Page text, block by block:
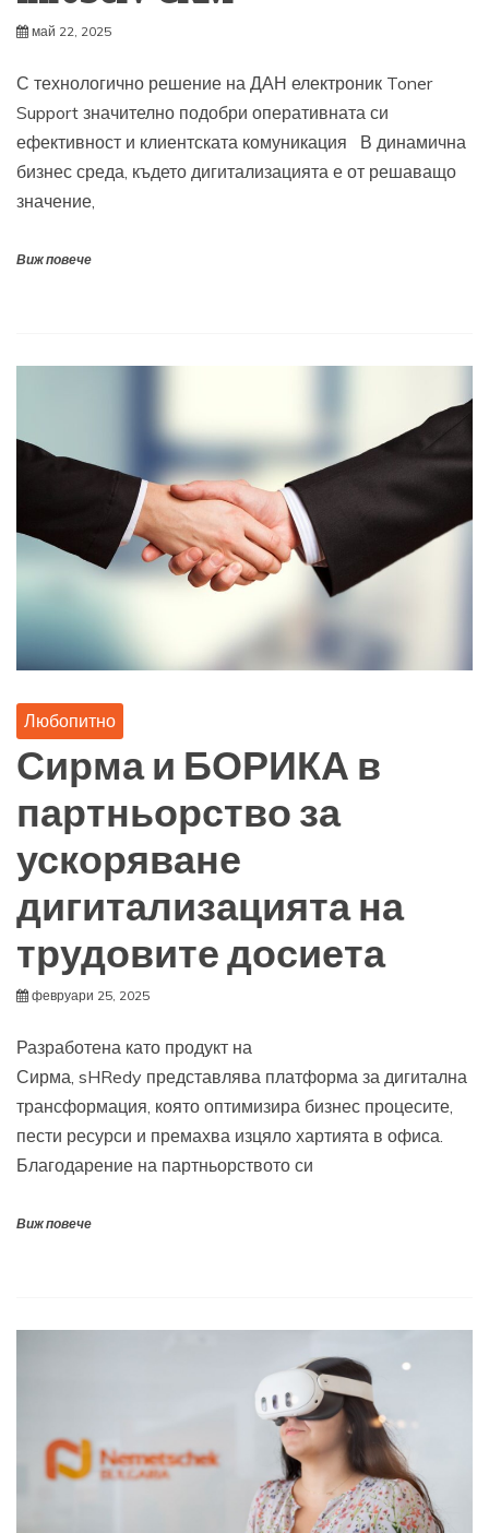
май 22, 2025
С технологично решение на ДАН електроник Toner
Support значително подобри оперативната си
ефективност и клиентската комуникация В динамична
бизнес среда, където дигитализацията е от решаващо
значение,
Виж повече
Любопитно
Сирма и БОРИКА в
партньорство за
ускоряване
дигитализацията на
трудовите досиета
февруари 25, 2025
Разработена като продукт на
Сирма, sHRedy представлява платформа за дигитална
трансформация, която оптимизира бизнес процесите,
пести ресурси и премахва изцяло хартията в офиса.
Благодарение на партньорството си
Виж повече